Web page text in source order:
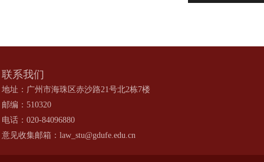
联系我们
地址：广州市海珠区赤沙路21号北2栋7楼
邮编：510320
电话：020-84096880
意见收集邮箱：law_stu@gdufe.edu.cn